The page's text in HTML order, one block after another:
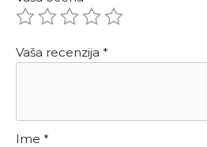
Vaša recenzija *
Ime *